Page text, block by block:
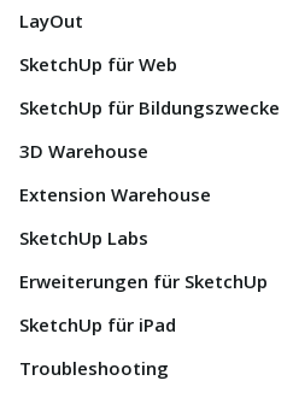
LayOut
SketchUp für Web
SketchUp für Bildungszwecke
3D Warehouse
Extension Warehouse
SketchUp Labs
Erweiterungen für SketchUp
SketchUp für iPad
Troubleshooting